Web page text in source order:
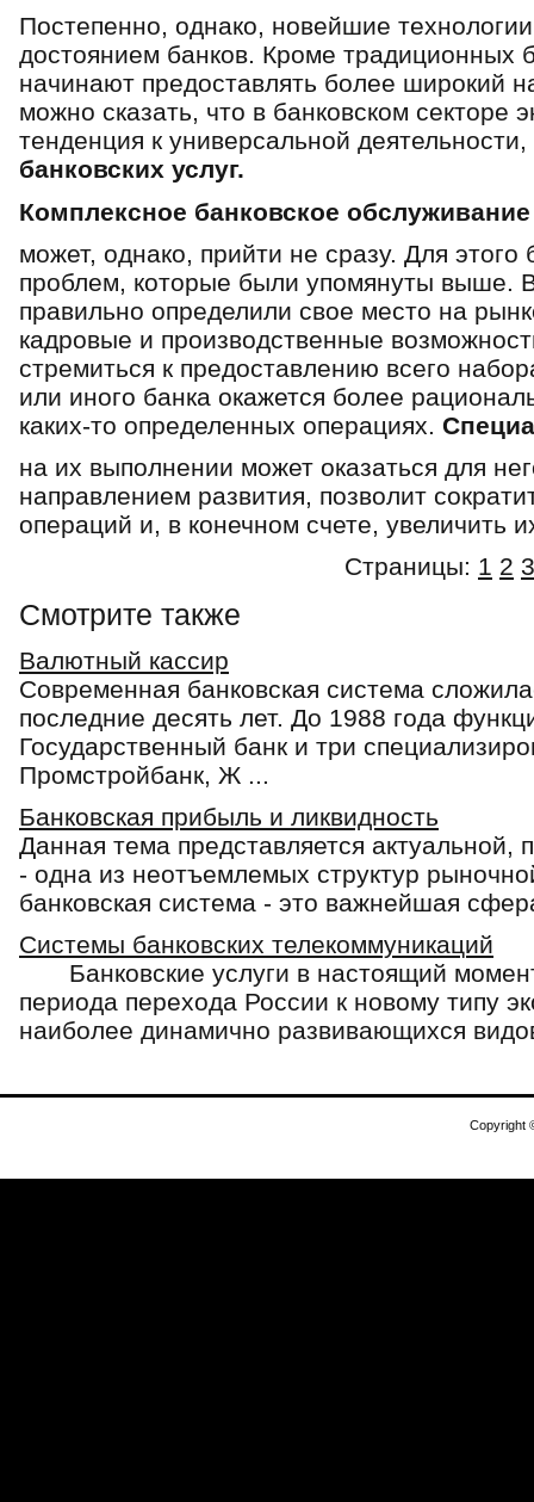
Постепенно, однако, новейшие
достоянием банков. Кроме традиционных
начинают предоставлять более широкий
можно сказать, что в банковском секторе
тенденция к универсальной деятельности,
банковских услуг.
Комплексное банковское обслуживание
может, однако, прийти не сразу. Для
проблем, которые бы­ли упомянуты выше.
правильно определили свое место на
кадровые и производ­ственные
стремиться к предос­тавлению всего
или иного банка окажется более
каких-то опре­деленных операциях.
на их выполнении может оказаться для
направлением развития, поз­волит
операций и, в конечном сче­те, увеличить
Страницы: 1 2 3
Смотрите также
Валютный кассир
Современная банковская система
последние десять лет. До 1988 года
Государственный банк и три
Промстройбанк, Ж ...
Банковская прибыль и ликвидность
Данная тема представляется актуальной,
- одна из неотъемлемых структур
банковская система - это важнейшая
Системы банковских телекоммуникаций
Банковские услуги в настоящий
периода перехода России к новому типу
наиболее динамично развивающихся
Copyright